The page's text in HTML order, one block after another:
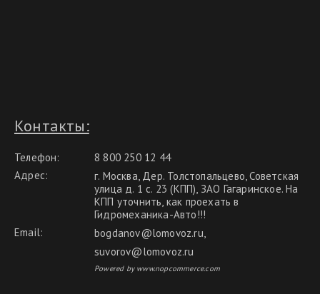
Контакты:
Телефон:
8 800 250 12 44
Адрес:
г. Москва, Дер. Толстопальцево, Советская
улица д. 1 с. 23 (КПП), ЗАО Гагаринское. На
КПП уточнить, как проехать в
Гидромеханика-Авто!!!
Email:
bogdanov@lomovoz.ru,
suvorov@lomovoz.ru
Powered by www.nopcommerce.com